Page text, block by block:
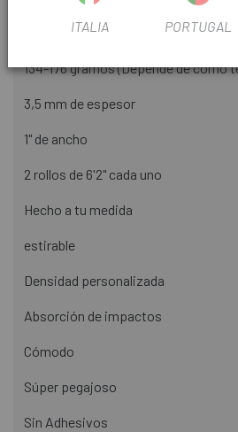
134-176 gramos (Depende de cómo
3,5 mm de espesor
1" de ancho
2 rollos de 6'2" cada uno
Hecho a tu medida
estirable
Densidad personalizada
Absorción de impactos
Cómodo
Súper pegajoso
Sin Adhesivos
ITALIA PORTUGAL